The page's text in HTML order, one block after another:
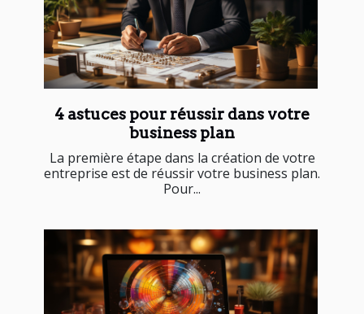
4 astuces pour réussir dans votre
business plan
La première étape dans la création de votre
entreprise est de réussir votre business plan.
Pour...